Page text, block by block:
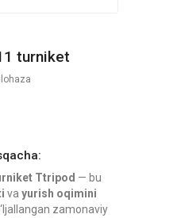
turniket
Ttripod — bu
va yurish oqimini
zamonaviy